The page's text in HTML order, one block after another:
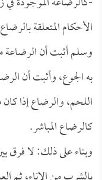
الأحكام المتعلقة
وسلم أثبت أن الرضاعة
به الجوع، وأثبت أن
اللحم، والرضاع إذا
كالرضاع المباشر.
وبناء على ذلك: لا فرق